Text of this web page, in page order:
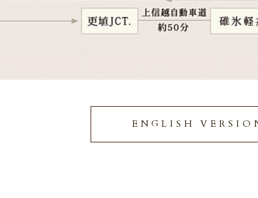
ENGLISH